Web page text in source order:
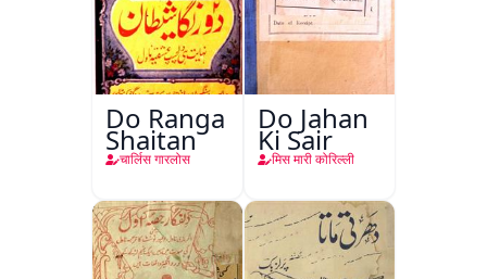
Do Ranga
Shaitan
चार्लिस गारलोस
Do Jahan
Ki Sair
मिस मारी कोरिल्ली